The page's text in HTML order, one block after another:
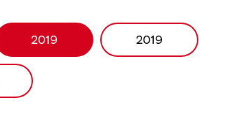
2019 2019